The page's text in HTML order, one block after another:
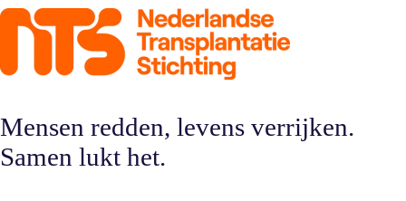
Mensen redden, levens verrijken.
Samen lukt het.